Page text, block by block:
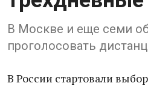
В Москве и еще семи
проголосовать
В России стартовали